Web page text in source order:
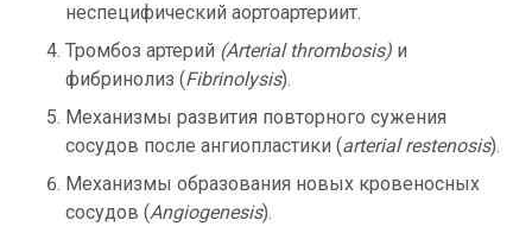
неспецифический аортоартериит.
Тромбоз артерий (Arterial thrombosis) и
фибринолиз (Fibrinolysis).
Механизмы развития повторного сужения
сосудов после ангиопластики (arterial restenosis).
Механизмы образования новых кровеносных
сосудов (Angiogenesis).